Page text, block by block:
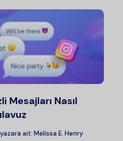
Mesajları Nasıl
ait: Melissa E. Henry